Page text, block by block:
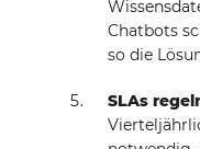
Chatbots
so die
SLAs